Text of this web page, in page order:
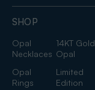
SHOP
Opal
Necklaces
14KT Gold
Opal
Opal
Rings
Limited
Edition